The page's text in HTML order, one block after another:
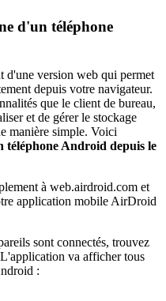
d'un téléphone
d'une version web qui permet
depuis votre navigateur.
que le client de bureau,
et de gérer le stockage
manière simple. Voici
téléphone Android depuis le
à web.airdroid.com et
application mobile AirDroid
sont connectés, trouvez
va afficher tous
: